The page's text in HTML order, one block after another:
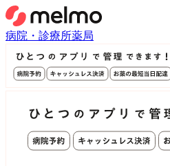
病院・診療所薬局